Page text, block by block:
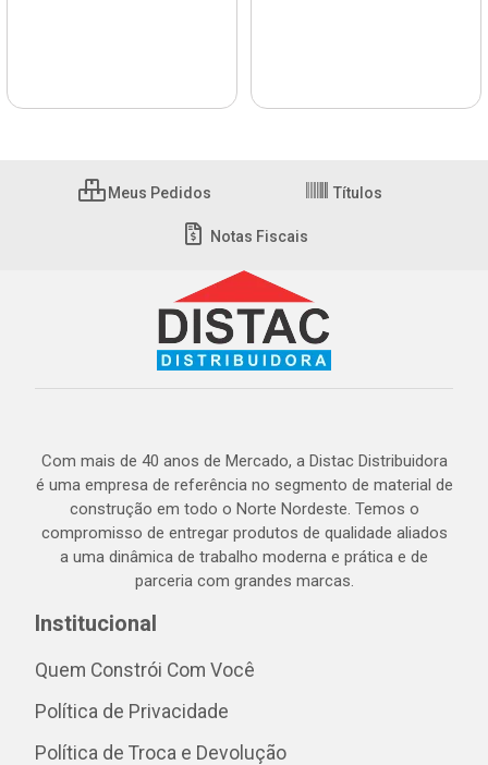
Meus Pedidos Títulos
Notas Fiscais
Com mais de 40 anos de Mercado, a Distac Distribuidora
é uma empresa de referência no segmento de material de
construção em todo o Norte Nordeste. Temos o
compromisso de entregar produtos de qualidade aliados
a uma dinâmica de trabalho moderna e prática e de
parceria com grandes marcas.
Institucional
Quem Constrói Com Você
Política de Privacidade
Política de Troca e Devolução